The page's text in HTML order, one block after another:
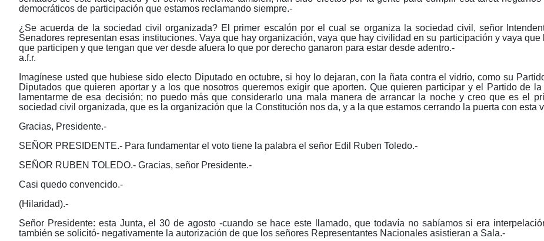
democráticos de participación que estamos reclamando siempre.-
¿Se acuerda de la sociedad civil organizada? El primer escalón por el cual se organiza la sociedad civil, señor
Senadores representan esas instituciones. Vaya que hay organización, vaya que hay civilidad en su participación y vaya
que participen y que tengan que ver desde afuera lo que por derecho ganaron para estar desde adentro.-
a.f.r.
Imagínese usted que hubiese sido electo Diputado en octubre, si hoy lo dejaran, con la ñata contra el vidrio, como su
Diputados que quieren aportar y a los que nosotros queremos exigir que aporten. Que quieren participar y el Partido de
lamentarme de esa decisión; no puedo más que considerarlo una mala manera de arrancar la noche y creo que es el
sociedad civil organizada, que es la organización que la Constitución nos da, y a la que estamos cerrando la puerta con esta
Gracias, Presidente.-
SEÑOR PRESIDENTE.- Para fundamentar el voto tiene la palabra el señor Edil Ruben Toledo.-
SEÑOR RUBEN TOLEDO.- Gracias, señor Presidente.-
Casi quedo convencido.-
(Hilaridad).-
Señor Presidente: esta Junta, el 30 de agosto -cuando se hace este llamado, que todavía no sabíamos si era
también se solicitó- negativamente la autorización de que los señores Representantes Nacionales asistieran a Sala.-